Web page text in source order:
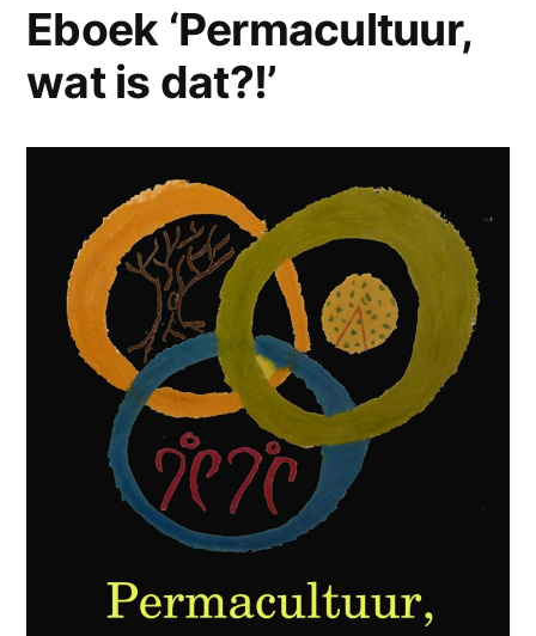
Eboek ‘Permacultuur,
wat is dat?!’